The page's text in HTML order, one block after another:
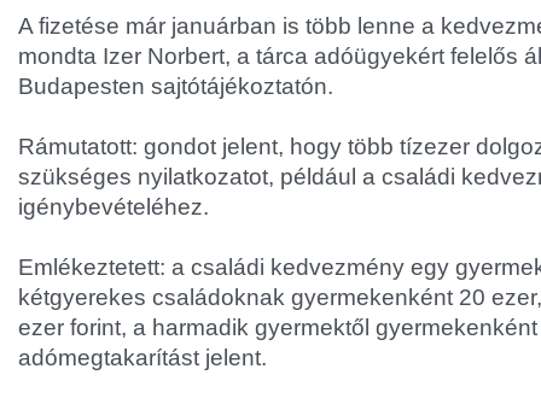
A fizetése már januárban is több lenne a
mondta Izer Norbert, a tárca adóügyekért felelős
Budapesten sajtótájékoztatón.
Rámutatott: gondot jelent, hogy több tízezer
szükséges nyilatkozatot, például a családi
igénybevételéhez.
Emlékeztetett: a családi kedvezmény egy
kétgyerekes családoknak gyermekenként 20
ezer forint, a harmadik gyermektől
adómegtakarítást jelent.